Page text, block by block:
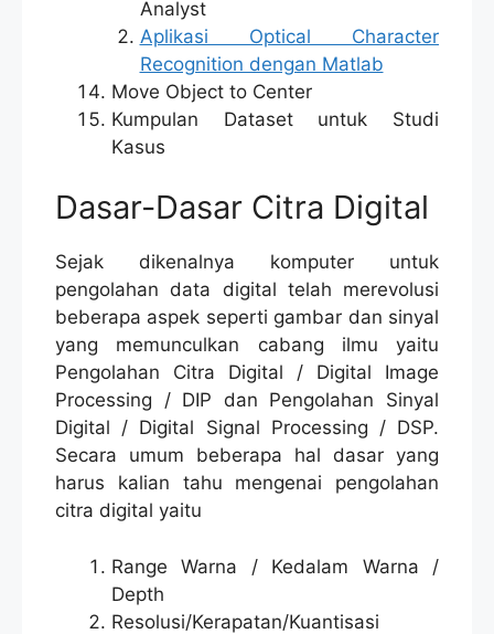
Analyst
Aplikasi Optical Character
Recognition dengan Matlab
Move Object to Center
Kumpulan Dataset untuk Studi
Kasus
Dasar-Dasar Citra Digital
Sejak dikenalnya komputer untuk
pengolahan data digital telah merevolusi
beberapa aspek seperti gambar dan sinyal
yang memunculkan cabang ilmu yaitu
Pengolahan Citra Digital / Digital Image
Processing / DIP dan Pengolahan Sinyal
Digital / Digital Signal Processing / DSP.
Secara umum beberapa hal dasar yang
harus kalian tahu mengenai pengolahan
citra digital yaitu
Range Warna / Kedalam Warna /
Depth
Resolusi/Kerapatan/Kuantisasi